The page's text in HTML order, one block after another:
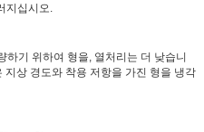
지십시오.
하기 위하여 형을, 열처리는 더 낮습니
상 경도와 착용 저항을 가진 형을 냉각